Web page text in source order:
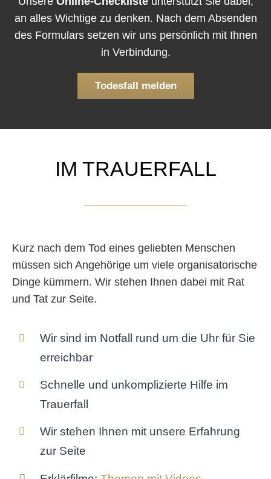
an alles Wichtige zu denken. Nach dem Absenden
des Formulars setzen wir uns persönlich mit Ihnen
in Verbindung.
Todesfall melden
IM TRAUERFALL
Kurz nach dem Tod eines geliebten Menschen
müssen sich Angehörige um viele organisatorische
Dinge kümmern. Wir stehen Ihnen dabei mit Rat
und Tat zur Seite.
Wir sind im Notfall rund um die Uhr für Sie
erreichbar
Schnelle und unkomplizierte Hilfe im
Trauerfall
Wir stehen Ihnen mit unsere Erfahrung
zur Seite